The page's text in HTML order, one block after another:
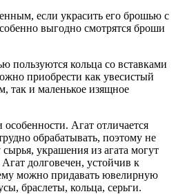
если украсить его брошью с
выгодно смотрятся броши
пользуются кольца со вставками
приобрести как увесистый
так и маленькое изящное
Агат отличается
обрабатывать, поэтому не
украшения из агата могут
долговечен, устойчив к
можно придавать ювелирную
браслеты, кольца, серьги.